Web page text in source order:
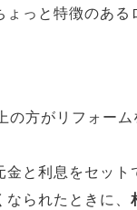
っと特徴のある
方がリフォー
と利息をセット
られたときに、